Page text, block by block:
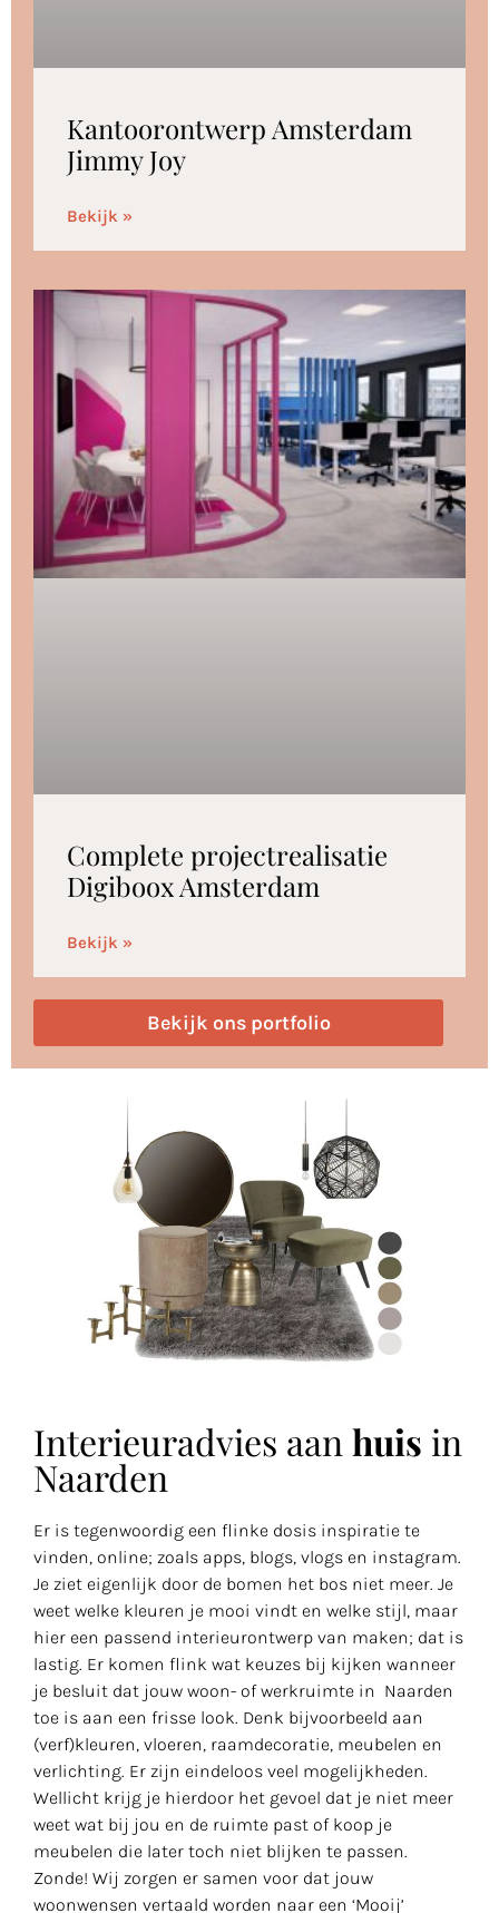
Kantoorontwerp Amsterdam
Jimmy Joy
Bekijk »
Complete projectrealisatie
Digiboox Amsterdam
Bekijk »
Bekijk ons portfolio
Interieuradvies aan huis in
Naarden
Er is tegenwoordig een flinke dosis inspiratie te
vinden, online; zoals apps, blogs, vlogs en instagram.
Je ziet eigenlijk door de bomen het bos niet meer. Je
weet welke kleuren je mooi vindt en welke stijl, maar
hier een passend interieurontwerp van maken; dat is
lastig. Er komen flink wat keuzes bij kijken wanneer
je besluit dat jouw woon- of werkruimte in Naarden
toe is aan een frisse look. Denk bijvoorbeeld aan
(verf)kleuren, vloeren, raamdecoratie, meubelen en
verlichting. Er zijn eindeloos veel mogelijkheden.
Wellicht krijg je hierdoor het gevoel dat je niet meer
weet wat bij jou en de ruimte past of koop je
meubelen die later toch niet blijken te passen.
Zonde! Wij zorgen er samen voor dat jouw
woonwensen vertaald worden naar een ‘Mooij’